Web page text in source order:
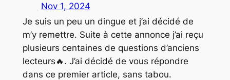
Nov 1, 2024
Je suis un peu un dingue et j’ai décidé de
m’y remettre. Suite à cette annonce j’ai reçu
plusieurs centaines de questions d’anciens
lecteurs🔥. J’ai décidé de vous répondre
dans ce premier article, sans tabou.